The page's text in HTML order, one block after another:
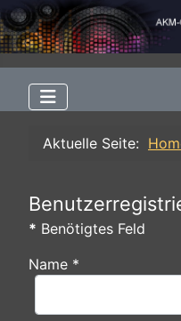
Aktuelle Seite:
* Benötigtes Feld
Name *